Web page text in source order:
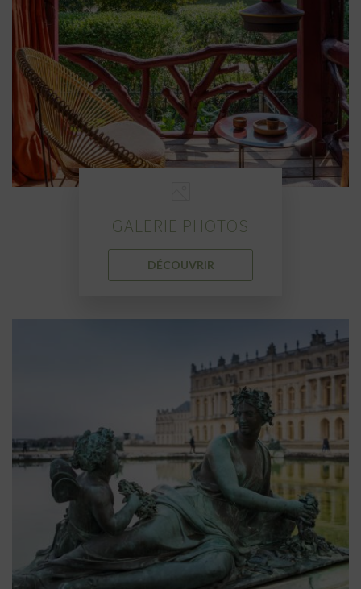
GALERIE PHOTOS
DÉCOUVRIR